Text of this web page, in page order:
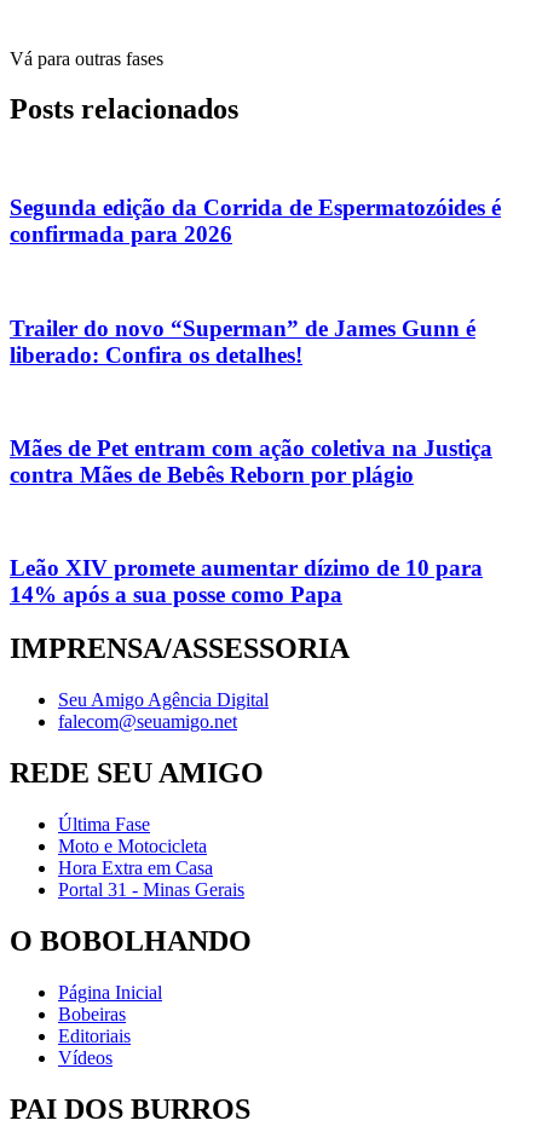
Vá para outras fases
Posts relacionados
Segunda edição da Corrida de Espermatozóides é
confirmada para 2026
Trailer do novo “Superman” de James Gunn é
liberado: Confira os detalhes!
Mães de Pet entram com ação coletiva na Justiça
contra Mães de Bebês Reborn por plágio
Leão XIV promete aumentar dízimo de 10 para
14% após a sua posse como Papa
IMPRENSA/ASSESSORIA
Seu Amigo Agência Digital
falecom@seuamigo.net
REDE SEU AMIGO
Última Fase
Moto e Motocicleta
Hora Extra em Casa
Portal 31 - Minas Gerais
O BOBOLHANDO
Página Inicial
Bobeiras
Editoriais
Vídeos
PAI DOS BURROS